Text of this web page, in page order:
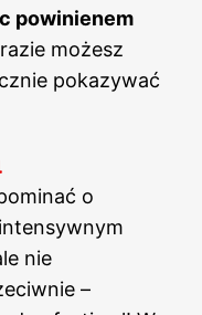
powinienem
możesz
pokazywać
o
nie
–